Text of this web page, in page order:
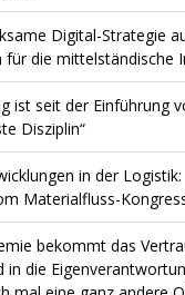
Digital-Strategie
für die mittelständische
ist seit der Einführung
Disziplin“
in der Logistik:
Materialfluss-
bekommt das
in die